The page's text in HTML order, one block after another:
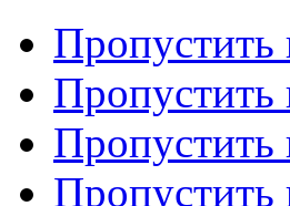
Пропустить
Пропустить
Пропустить
Пропустить